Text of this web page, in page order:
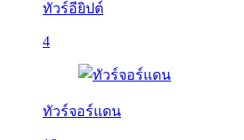
ทัวร์อียิปต์
4
ทัวร์จอร์แดน